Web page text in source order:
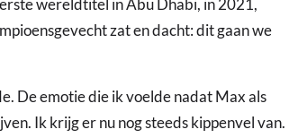
wereldtitel in Abu Dhabi, in 2021,
zat en dacht: dit gaan we
De emotie die ik voelde nadat Max als
Ik krijg er nu nog steeds kippenvel van.